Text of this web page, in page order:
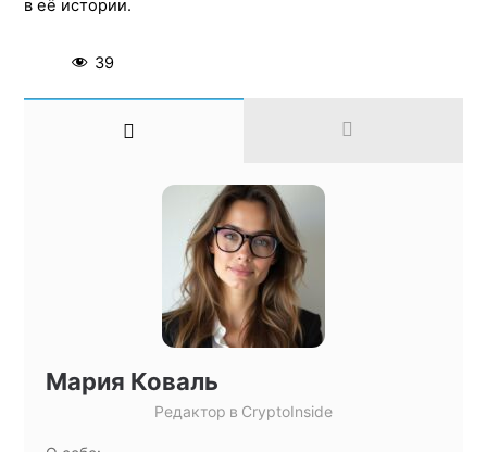
в её истории.
39
Мария Коваль
Редактор в CryptoInside